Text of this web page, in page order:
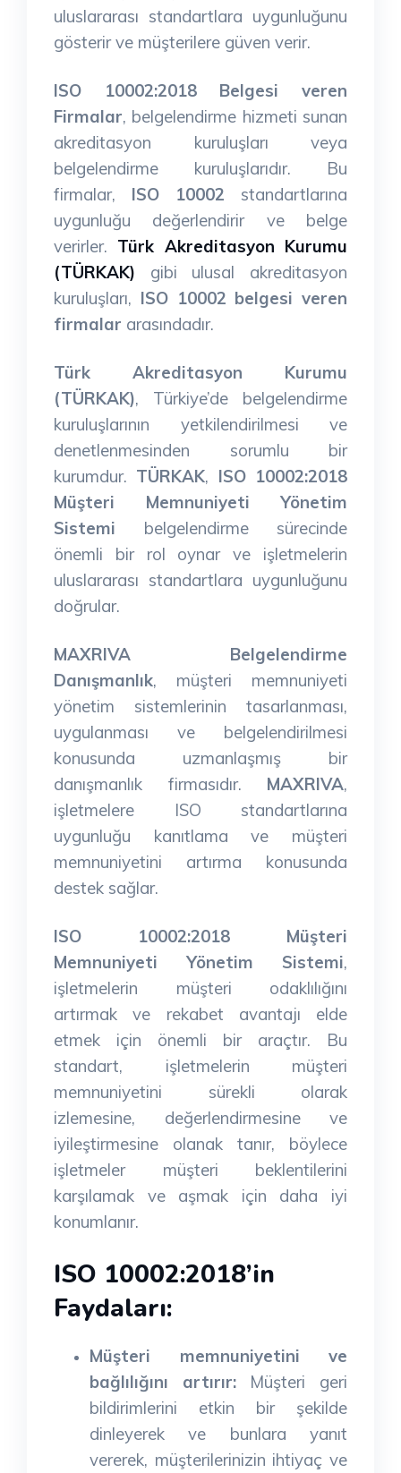
uluslararası standartlara uygunluğunu
gösterir ve müşterilere güven verir.
ISO 10002:2018 Belgesi veren
Firmalar, belgelendirme hizmeti sunan
akreditasyon kuruluşları veya
belgelendirme kuruluşlarıdır. Bu
firmalar, ISO 10002 standartlarına
uygunluğu değerlendirir ve belge
verirler. Türk Akreditasyon Kurumu
(TÜRKAK) gibi ulusal akreditasyon
kuruluşları, ISO 10002 belgesi veren
firmalar arasındadır.
Türk Akreditasyon Kurumu
(TÜRKAK), Türkiye’de belgelendirme
kuruluşlarının yetkilendirilmesi ve
denetlenmesinden sorumlu bir
kurumdur. TÜRKAK, ISO 10002:2018
Müşteri Memnuniyeti Yönetim
Sistemi belgelendirme sürecinde
önemli bir rol oynar ve işletmelerin
uluslararası standartlara uygunluğunu
doğrular.
MAXRIVA Belgelendirme
Danışmanlık, müşteri memnuniyeti
yönetim sistemlerinin tasarlanması,
uygulanması ve belgelendirilmesi
konusunda uzmanlaşmış bir
danışmanlık firmasıdır. MAXRIVA,
işletmelere ISO standartlarına
uygunluğu kanıtlama ve müşteri
memnuniyetini artırma konusunda
destek sağlar.
ISO 10002:2018 Müşteri
Memnuniyeti Yönetim Sistemi,
işletmelerin müşteri odaklılığını
artırmak ve rekabet avantajı elde
etmek için önemli bir araçtır. Bu
standart, işletmelerin müşteri
memnuniyetini sürekli olarak
izlemesine, değerlendirmesine ve
iyileştirmesine olanak tanır, böylece
işletmeler müşteri beklentilerini
karşılamak ve aşmak için daha iyi
konumlanır.
ISO 10002:2018’in
Faydaları:
Müşteri memnuniyetini ve
bağlılığını artırır:Müşteri geri
bildirimlerini etkin bir şekilde
dinleyerek ve bunlara yanıt
vererek, müşterilerinizin ihtiyaç ve